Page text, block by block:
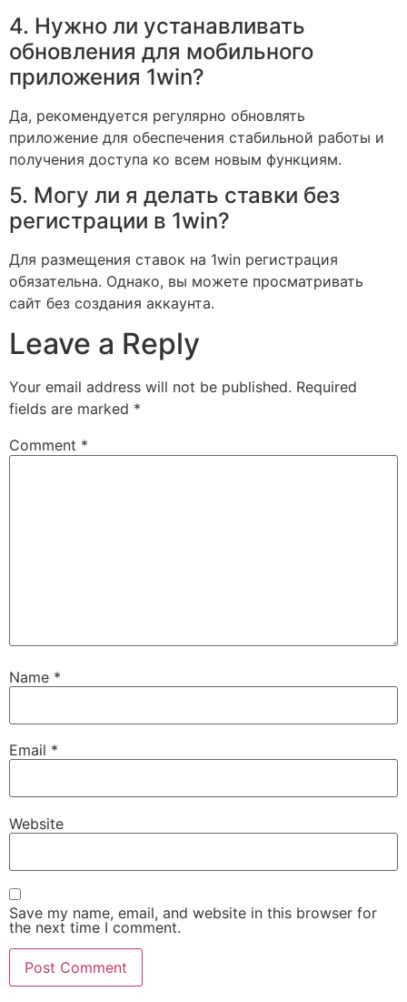
4. Нужно ли устанавливать
обновления для мобильного
приложения 1win?
Да, рекомендуется регулярно обновлять
приложение для обеспечения стабильной работы и
получения доступа ко всем новым функциям.
5. Могу ли я делать ставки без
регистрации в 1win?
Для размещения ставок на 1win регистрация
обязательна. Однако, вы можете просматривать
сайт без создания аккаунта.
Leave a Reply
Your email address will not be published. Required
fields are marked *
Comment *
Name *
Email *
Website
Save my name, email, and website in this browser for
the next time I comment.